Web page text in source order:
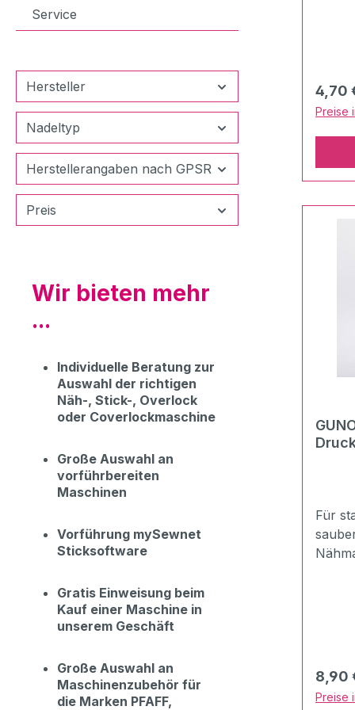
Service
Hersteller
Nadeltyp
Herstellerangaben nach GPSR
Preis
Wir bieten mehr
...
Individuelle Beratung zur
Auswahl der richtigen
Näh-, Stick-, Overlock
oder Coverlockmaschine
Große Auswahl an
vorführbereiten
Maschinen
Vorführung mySewnet
Sticksoftware
Gratis Einweisung beim
Kauf einer Maschine in
unserem Geschäft
Große Auswahl an
Maschinenzubehör für
die Marken PFAFF,
4,70
Preise
Für
den
8,90
Preise